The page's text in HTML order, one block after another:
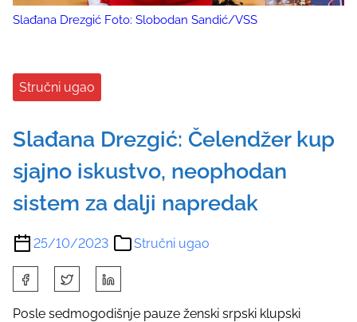
Slađana Drezgić Foto: Slobodan Sandić/VSS
Stručni ugao
Slađana Drezgić: Čelendžer kup
sjajno iskustvo, neophodan
sistem za dalji napredak
25/10/2023 Stručni ugao
h
a
Posle sedmogodišnje pauze ženski srpski klupski